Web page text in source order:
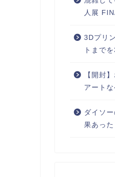
人展
3Dプリ
トまで
【開封
アートな
ダイソ
果あった